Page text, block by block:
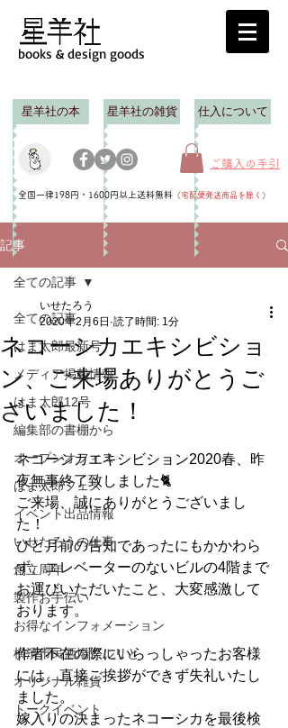
books & design goods
星羊社の本 星羊社の雑貨 仕入について
ご購入の手引
全国一律198円・1600円以上送料無料 （宅配便発送商品を除く ）
記事
全ての記事
はま太郎最新号
メディア掲載情報
はま太郎12号
編集部の書棚から
オープンオフィス
はま太郎フェス
イベント出品情報
いせたろうの仕事
創立周年
製作お手伝い
お得なインフォメーション
横濱市民酒場グルリと
オリジナル雑貨
トークイベント
全ての記事
ネコーシカエキシビショ
ン、ご来場ありがとうご
ざいました！
いせたろう
2020年2月6日 読了時間: 1分
ネコーシカエキシビション2020春、昨
夜無事終了致しました🐈﻿
ご来場、誠にありがとうございまし
た！﻿
ひと月前の告知であったにもかかわら
ず、エレベーターのないビルの4階まで
お運びいただいたこと、大変感激して
おります。﻿
作者不在の際にいらっしゃったお客様
には、直接ご挨拶ができず失礼いたし
ました。﻿
嫁入りの決まったネコーシカを最後検